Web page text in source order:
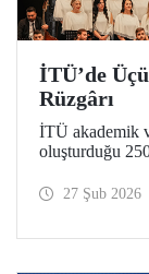
İTÜ’de
Rüzgârı
İTÜ akademik
oluşturduğu
Yerleşkemize
27 Şub 2026